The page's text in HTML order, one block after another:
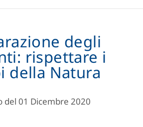
degli
rispettare i
della Natura
del 01 Dicembre 2020